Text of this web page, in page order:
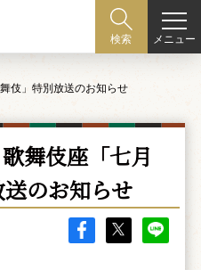
検索 メニュー
伎」特別放送のお知らせ
舞伎座「七月
のお知らせ